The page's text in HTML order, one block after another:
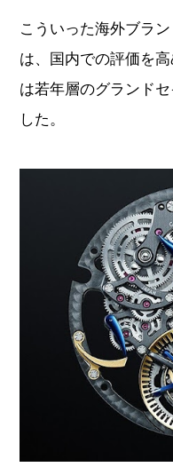
こういった海外ブラ
は、国内での評価を
は若年層のグランド
した。